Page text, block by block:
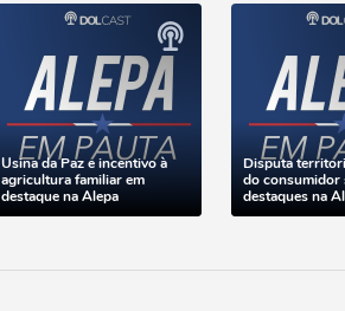
Usina da Paz e incentivo à
agricultura familiar em
destaque na Alepa
Disputa
do consumidor
destaques na